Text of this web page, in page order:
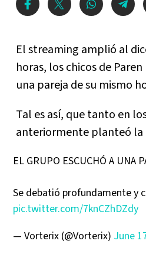
El streaming amplió al
horas, los chicos de
una pareja de su mismo
Tal es así, que tanto en
anteriormente planteó
EL GRUPO ESCUCHÓ A UNA
Se debatió profundamente y
pic.twitter.com/7knCZhDZdy
— Vorterix (@Vorterix) June